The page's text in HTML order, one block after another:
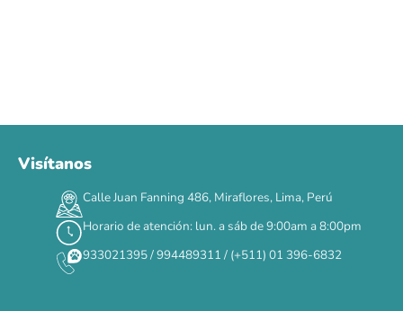
Visítanos
Calle Juan Fanning 486, Miraflores, Lima, Perú
Horario de atención: lun. a sáb de 9:00am a 8:00pm
933021395 / 994489311 / (+511) 01 396-6832